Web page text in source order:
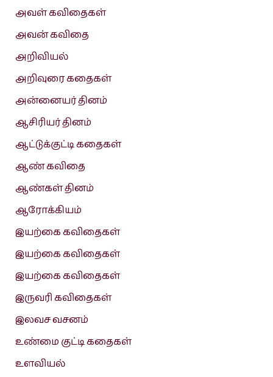
அவள் கவிதைகள்
அவன் கவிதை
அறிவியல்
அறிவுரை கதைகள்
அன்னையர் தினம்
ஆசிரியர் தினம்
ஆட்டுக்குட்டி கதைகள்
ஆண் கவிதை
ஆண்கள் தினம்
ஆரோக்கியம்
இயற்கை கவிதைகள்
இயற்கை கவிதைகள்
இயற்கை கவிதைகள்
இருவரி கவிதைகள்
இலவச வசனம்
உண்மை குட்டி கதைகள்
உளவியல்